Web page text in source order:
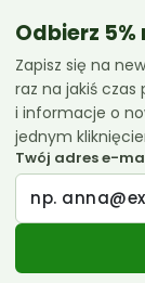
Odbierz
Zapisz się na
raz na jakiś
i informacje o
jednym
Twój adres e-